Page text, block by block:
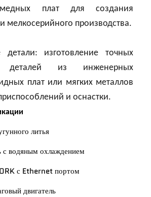
медных плат для создания
мелкосерийного производства.
детали: изготовление точных
деталей из инженерных
плат или мягких металлов
и оснастки.
литья
водяным охлаждением
с Ethernet портом
двигатель